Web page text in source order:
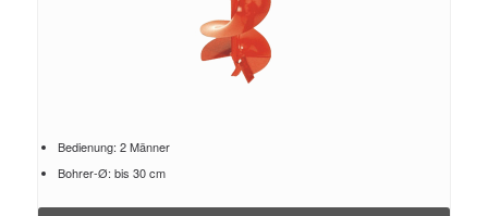
Bedienung: 2 Männer
Bohrer-Ø: bis 30 cm